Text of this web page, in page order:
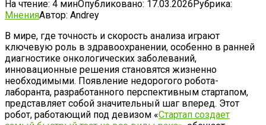
На чтение: 4 минОпубликовано: 17.03.2026Рубрика:
МненияАвтор: Andrey
В мире, где точность и скорость анализа играют
ключевую роль в здравоохранении, особенно в ранней
диагностике онкологических заболеваний,
инновационные решения становятся жизненно
необходимыми. Появление недорогого робота-
лаборанта, разработанного перспективным стартапом,
представляет собой значительный шаг вперед. Этот
робот, работающий под девизом «Стартап создает